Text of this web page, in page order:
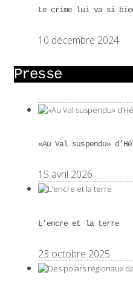
Le crime lui va si
10 décembre 2024
Presse
«Au Val suspendu»
15 avril 2026
L’encre et la terre
23 octobre 2025